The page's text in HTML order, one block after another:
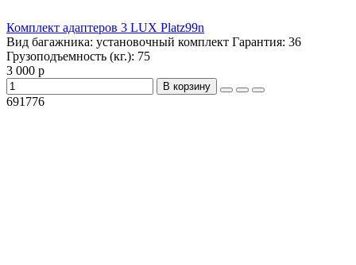
Комплект адаптеров 3 LUX Platz99n
Вид багажника: установочный комплект Гарантия: 36
Грузоподъемность (кг.): 75
3 000 р
В корзину
691776